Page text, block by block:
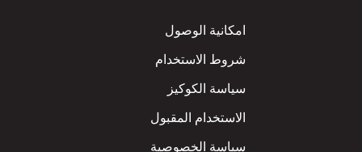
Footer
امكانية الوصول
شروط الاستخدام
سياسة الكوكيز
الاستخدام المقبول
سياسة الخصوصية